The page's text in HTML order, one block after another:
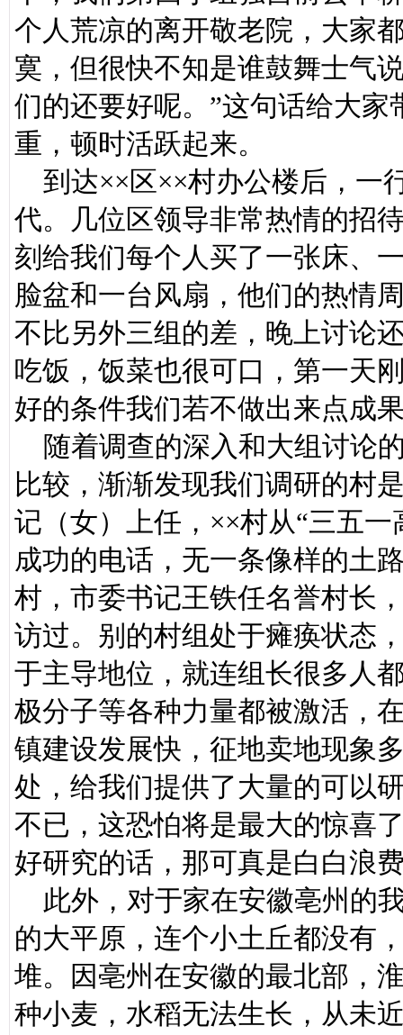
个人荒凉的离开敬老院，大家
寞，但很快不知是谁鼓舞士气
们的还要好呢。”这句话给大
重，顿时活跃起来。
到达××区××村办公楼后，一
代。几位区领导非常热情的招
刻给我们每个人买了一张床、
脸盆和一台风扇，他们的热情
不比另外三组的差，晚上讨论
吃饭，饭菜也很可口，第一天
好的条件我们若不做出来点成
随着调查的深入和大组讨论
比较，渐渐发现我们调研的村
记（女）上任，××村从“三五
成功的电话，无一条像样的土
村，市委书记王铁任名誉村长
访过。别的村组处于瘫痪状态
于主导地位，就连组长很多人
极分子等各种力量都被激活，
镇建设发展快，征地卖地现象
处，给我们提供了大量的可以
不已，这恐怕将是最大的惊喜
好研究的话，那可真是白白浪
此外，对于家在安徽亳州的
的大平原，连个小土丘都没有
堆。因亳州在安徽的最北部，
种小麦，水稻无法生长，从未